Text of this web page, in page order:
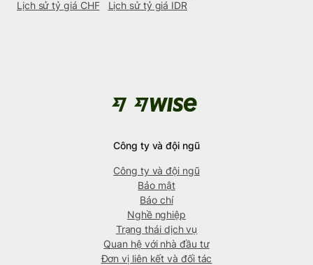
Lịch sử tỷ giá CHF
Lịch sử tỷ giá IDR
Công ty và đội ngũ
Công ty và đội ngũ
Bảo mật
Báo chí
Nghề nghiệp
Trạng thái dịch vụ
Quan hệ với nhà đầu tư
Đơn vị liên kết và đối tác